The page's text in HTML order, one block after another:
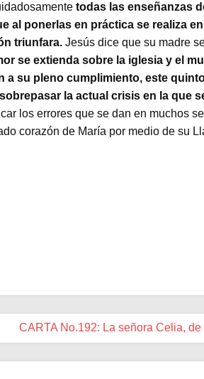
todas las enseñanzas
al ponerlas en práctica se realiza
triunfara. Jesús dice que su madre
se extienda sobre la iglesia y el
su pleno cumplimiento, este
la actual crisis en la que
los errores que se dan en muchos
corazón de María por medio de su
CARTA No.192: La señora Celia,